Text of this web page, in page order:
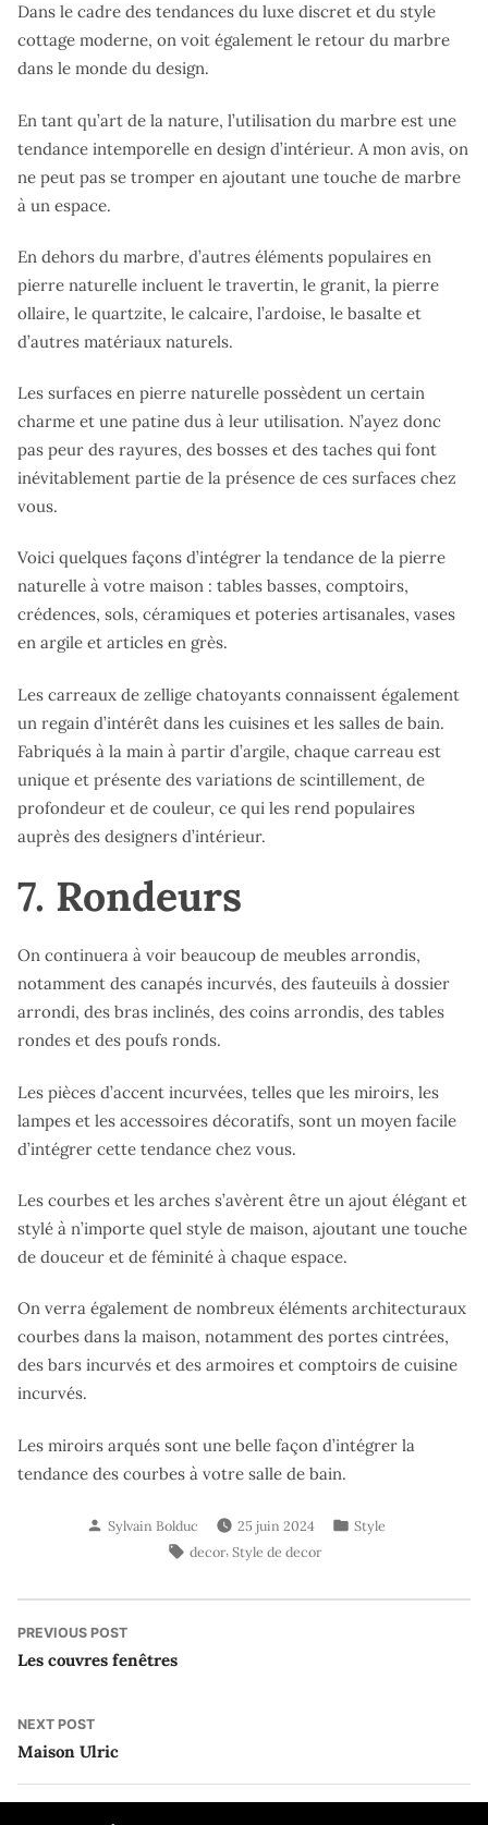
Dans le cadre des tendances du luxe discret et du style
cottage moderne, on voit également le retour du marbre
dans le monde du design.
En tant qu’art de la nature, l’utilisation du marbre est une
tendance intemporelle en design d’intérieur. A mon avis, on
ne peut pas se tromper en ajoutant une touche de marbre
à un espace.
En dehors du marbre, d’autres éléments populaires en
pierre naturelle incluent le travertin, le granit, la pierre
ollaire, le quartzite, le calcaire, l’ardoise, le basalte et
d’autres matériaux naturels.
Les surfaces en pierre naturelle possèdent un certain
charme et une patine dus à leur utilisation. N’ayez donc
pas peur des rayures, des bosses et des taches qui font
inévitablement partie de la présence de ces surfaces chez
vous.
Voici quelques façons d’intégrer la tendance de la pierre
naturelle à votre maison : tables basses, comptoirs,
crédences, sols, céramiques et poteries artisanales, vases
en argile et articles en grès.
Les carreaux de zellige chatoyants connaissent également
un regain d’intérêt dans les cuisines et les salles de bain.
Fabriqués à la main à partir d’argile, chaque carreau est
unique et présente des variations de scintillement, de
profondeur et de couleur, ce qui les rend populaires
auprès des designers d’intérieur.
7. Rondeurs
On continuera à voir beaucoup de meubles arrondis,
notamment des canapés incurvés, des fauteuils à dossier
arrondi, des bras inclinés, des coins arrondis, des tables
rondes et des poufs ronds.
Les pièces d’accent incurvées, telles que les miroirs, les
lampes et les accessoires décoratifs, sont un moyen facile
d’intégrer cette tendance chez vous.
Les courbes et les arches s’avèrent être un ajout élégant et
stylé à n’importe quel style de maison, ajoutant une touche
de douceur et de féminité à chaque espace.
On verra également de nombreux éléments architecturaux
courbes dans la maison, notamment des portes cintrées,
des bars incurvés et des armoires et comptoirs de cuisine
incurvés.
Les miroirs arqués sont une belle façon d’intégrer la
tendance des courbes à votre salle de bain.
Posted
Sylvain Bolduc 25 juin 2024
Posted
Style
Tags:
decor, Style de decor
Navigation
de
l’article
PREVIOUS POSTPrevious
post:
Les couvres fenêtres
NEXT POSTNext
post:
Maison Ulric